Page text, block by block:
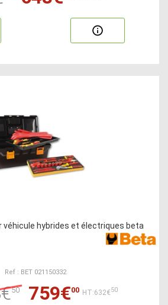
véhicule hybrides et électriques beta
Ref : BET 021150332
50 759€00 HT:632€50